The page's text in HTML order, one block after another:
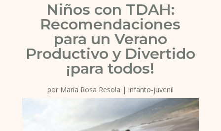
Niños con TDAH:
Recomendaciones
para un Verano
Productivo y Divertido
¡para todos!
por María Rosa Resola | infanto-juvenil